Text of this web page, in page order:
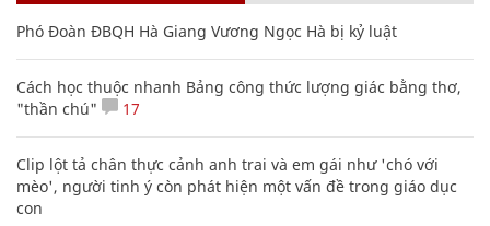
Phó Đoàn ĐBQH Hà Giang Vương Ngọc Hà bị kỷ luật
Cách học thuộc nhanh Bảng công thức lượng giác bằng thơ,
"thần chú"
17
Clip lột tả chân thực cảnh anh trai và em gái như 'chó với
mèo', người tinh ý còn phát hiện một vấn đề trong giáo dục
con